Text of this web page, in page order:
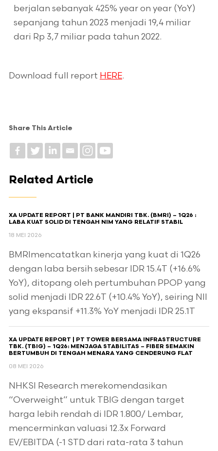
berjalan sebanyak 425% year on year (YoY)
sepanjang tahun 2023 menjadi 19,4 miliar
dari Rp 3,7 miliar pada tahun 2022.
Download full report HERE.
Share This Article
Related Article
XA UPDATE REPORT | PT BANK MANDIRI TBK. (BMRI) – 1Q26 :
LABA KUAT SOLID DI TENGAH NIM YANG RELATIF STABIL
18 MEI 2026
BMRImencatatkan kinerja yang kuat di 1Q26
dengan laba bersih sebesar IDR 15.4T (+16.6%
YoY), ditopang oleh pertumbuhan PPOP yang
solid menjadi IDR 22.6T (+10.4% YoY), seiring NII
yang ekspansif +11.3% YoY menjadi IDR 25.1T
XA UPDATE REPORT | PT TOWER BERSAMA INFRASTRUCTURE
TBK. (TBIG) – 1Q26: MENJAGA STABILITAS – FIBER SEMAKIN
BERTUMBUH DI TENGAH MENARA YANG CENDERUNG FLAT
08 MEI 2026
NHKSI Research merekomendasikan
“Overweight” untuk TBIG dengan target
harga lebih rendah di IDR 1.800/ Lembar,
mencerminkan valuasi 12.3x Forward
EV/EBITDA (-1 STD dari rata-rata 3 tahun